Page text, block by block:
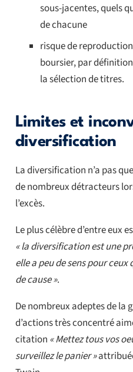
sous-jacentes, quels
de chacune
risque de
boursier, par
la sélection de titres.
Limites et
diversification
La diversification n’a pas
de nombreux détracteurs
l’excès.
Le plus célèbre d’entre eux
« la diversification est une
elle a peu de sens pour
de cause ».
De nombreux adeptes de la
d’actions très concentré
citation « Mettez tous vos
surveillez le panier »